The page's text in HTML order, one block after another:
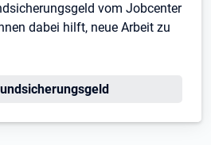
vom Jobcenter
dabei hilft, neue Arbeit zu